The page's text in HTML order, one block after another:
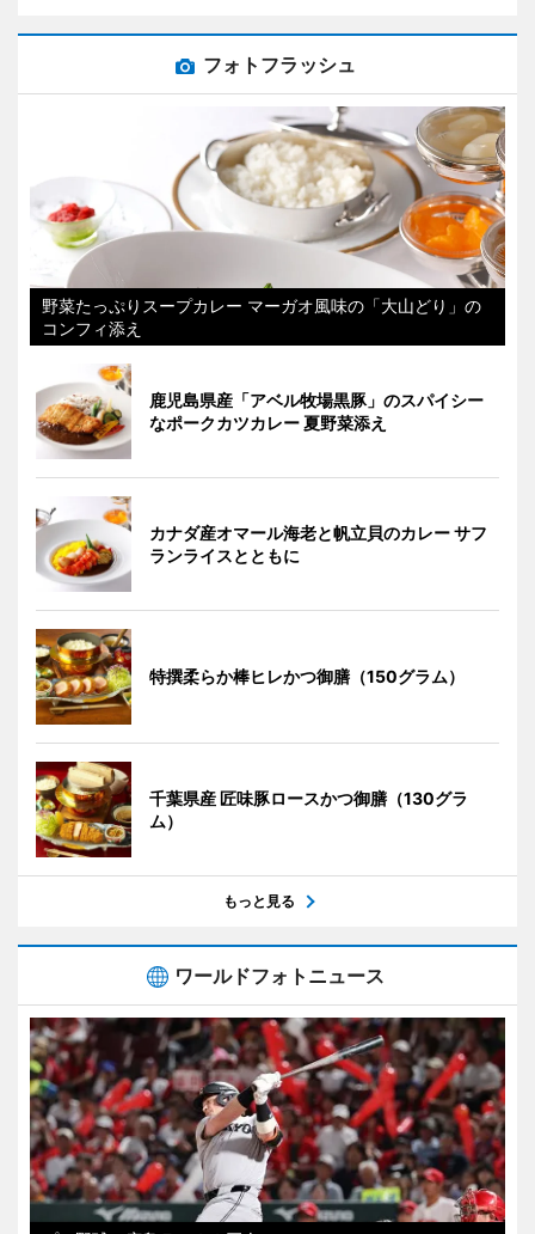
フォトフラッシュ
野菜たっぷりスープカレー マーガオ風味の「大山どり」の
コンフィ添え
鹿児島県産「アベル牧場黒豚」のスパイシー
なポークカツカレー 夏野菜添え
カナダ産オマール海老と帆立貝のカレー サフ
ランライスとともに
特撰柔らか棒ヒレかつ御膳（150グラム）
千葉県産 匠味豚ロースかつ御膳（130グラ
ム）
もっと見る
ワールドフォトニュース